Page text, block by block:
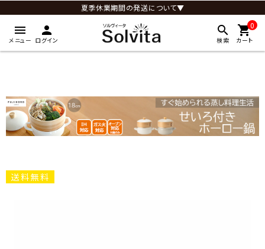
夏季休業期間の発送について▼
menu
メニュー
person
ログイン
search
検索
0
shopping_cart
カート
送料無料